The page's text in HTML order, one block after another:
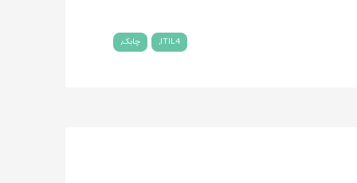
ITIL4 چابک